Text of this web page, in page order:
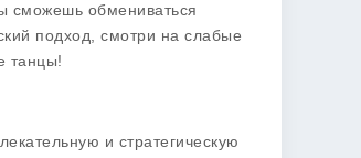
сможешь обмениваться
подход, смотри на слабые
танцы!
и стратегическую